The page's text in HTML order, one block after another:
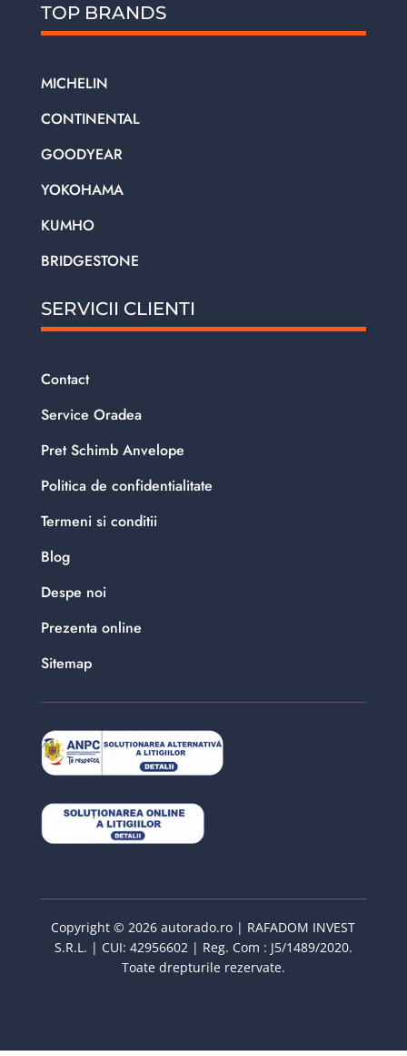
TOP BRANDS
MICHELIN
CONTINENTAL
GOODYEAR
YOKOHAMA
KUMHO
BRIDGESTONE
SERVICII CLIENTI
Contact
Service Oradea
Pret Schimb Anvelope
Politica de confidentialitate
Termeni si conditii
Blog
Despe noi
Prezenta online
Sitemap
Copyright © 2026 autorado.ro | RAFADOM INVEST
S.R.L. | CUI: 42956602 | Reg. Com : J5/1489/2020.
Toate drepturile rezervate.